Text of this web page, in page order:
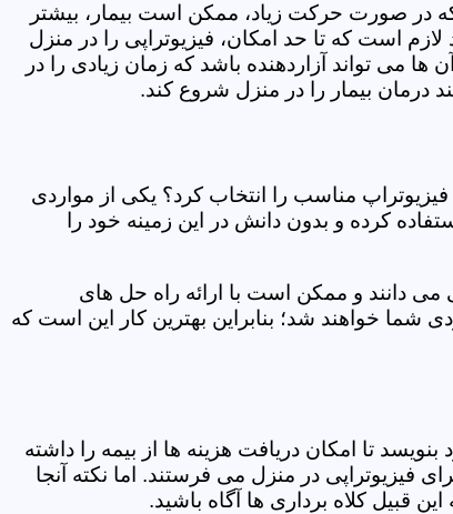
که در صورت حرکت زیاد، ممکن است بیمار، بیشتر
است که تا حد امکان، فیزیوتراپی را در منزل
می تواند آزاردهنده باشد که زمان زیادی را در
درمان بیمار را در منزل شروع کند.
مناسب را انتخاب کرد؟ یکی از مواردی
کرده و بدون دانش در این زمینه خود را
می دانند و ممکن است با ارائه راه حل های
شما خواهند شد؛ بنابراین بهترین کار این است که
تا امکان دریافت هزینه ها از بیمه را داشته
فیزیوتراپی در منزل می فرستند. اما نکته آنجا
قبیل کلاه برداری ها آگاه باشید.